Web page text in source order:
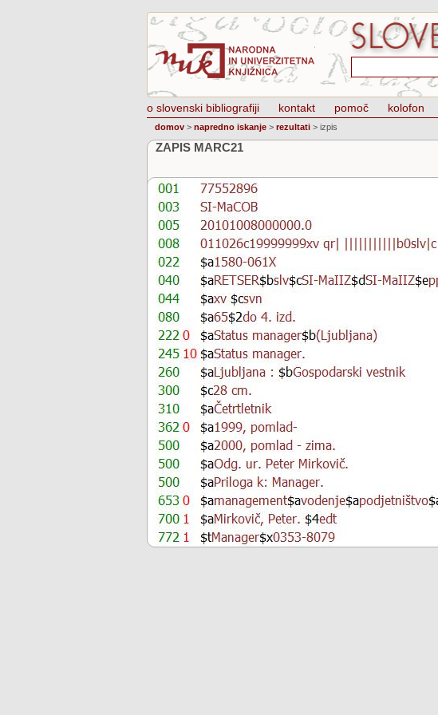
o slovenski bibliografiji kontakt pomoč kolofon
domov > napredno iskanje > rezultati > izpis
ZAPIS MARC21